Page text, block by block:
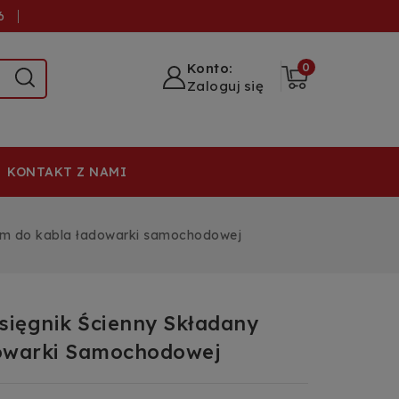
Konto:
Zaloguj się
0
KONTAKT Z NAMI
do kabla ładowarki samochodowej
Ścienny Składany
Samochodowej